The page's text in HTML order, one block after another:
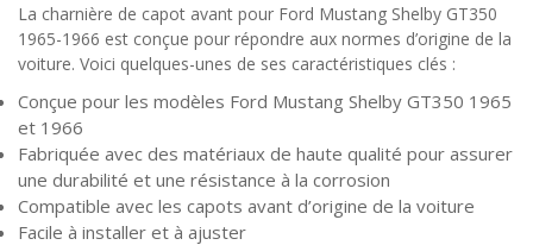
La charnière de capot avant pour Ford Mustang Shelby GT350
1965-1966 est conçue pour répondre aux normes d’origine de la
voiture. Voici quelques-unes de ses caractéristiques clés :
Conçue pour les modèles Ford Mustang Shelby GT350 1965
et 1966
Fabriquée avec des matériaux de haute qualité pour assurer
une durabilité et une résistance à la corrosion
Compatible avec les capots avant d’origine de la voiture
Facile à installer et à ajuster